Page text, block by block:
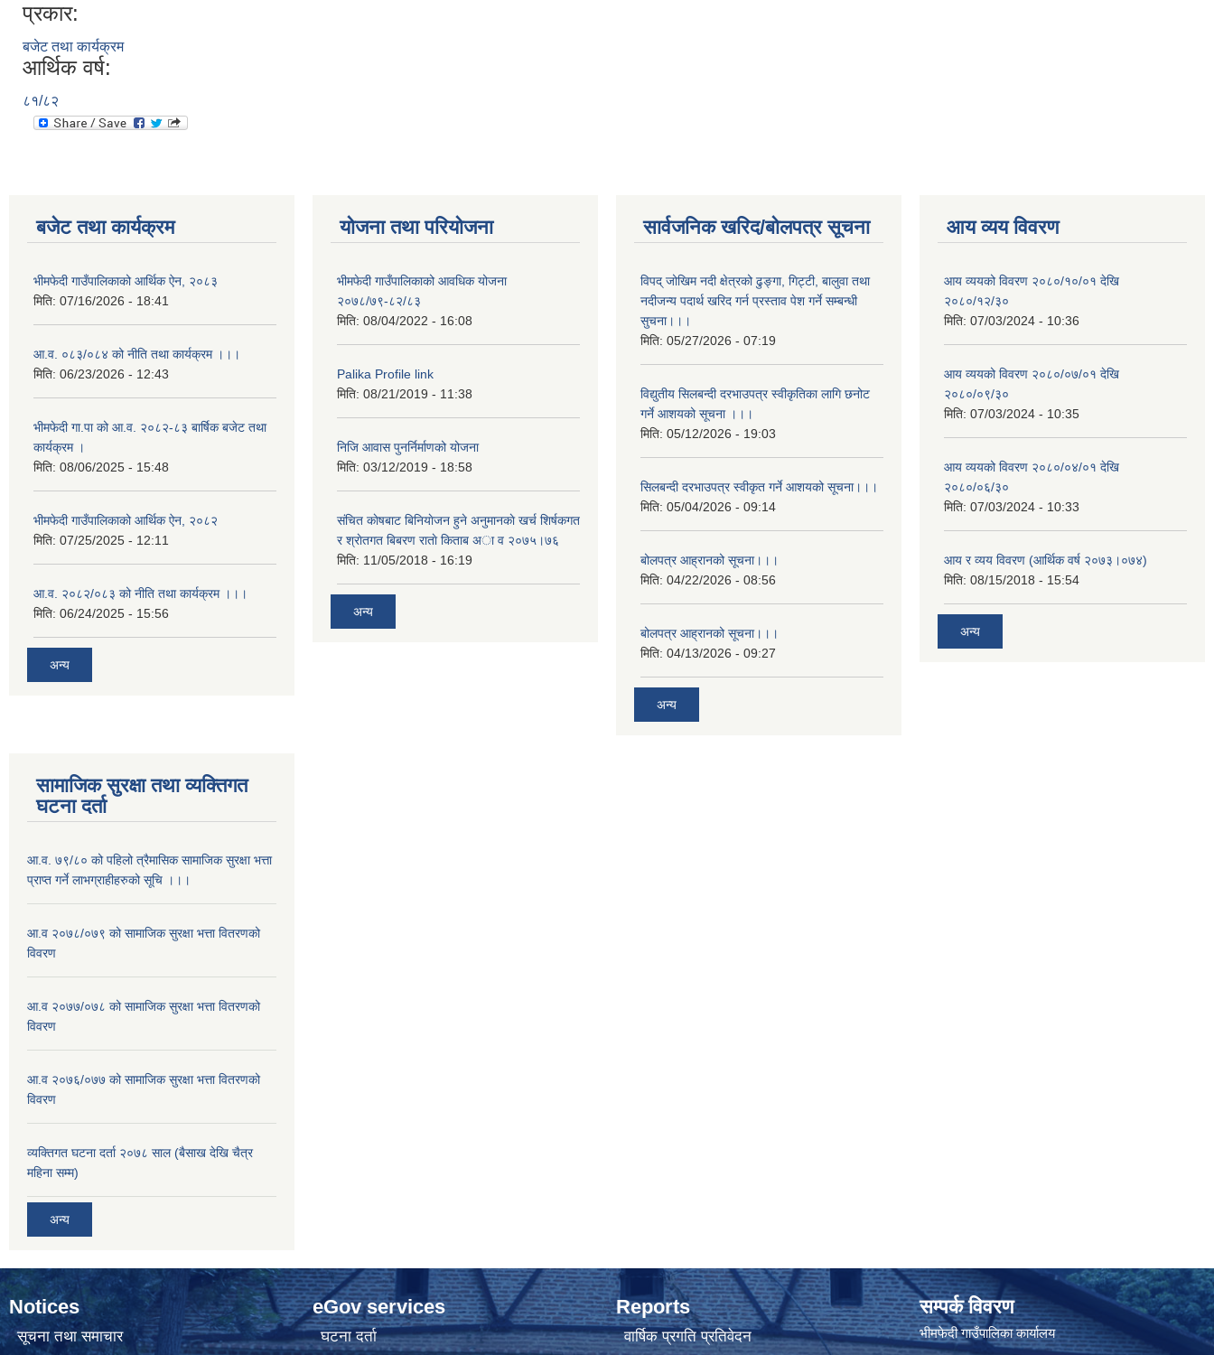
प्रकार:
बजेट तथा कार्यक्रम
आर्थिक वर्ष:
८१/८२
बजेट तथा कार्यक्रम
भीमफेदी गाउँपालिकाको आर्थिक ऐन, २०८३
मिति: 07/16/2026 - 18:41
आ.व. ०८३/०८४ को नीति तथा कार्यक्रम ।।।
मिति: 06/23/2026 - 12:43
भीमफेदी गा.पा को आ.व. २०८२-८३ बार्षिक बजेट तथा
कार्यक्रम ।
मिति: 08/06/2025 - 15:48
भीमफेदी गाउँपालिकाको आर्थिक ऐन, २०८२
मिति: 07/25/2025 - 12:11
आ.व. २०८२/०८३ को नीति तथा कार्यक्रम ।।।
मिति: 06/24/2025 - 15:56
अन्य
योजना तथा परियोजना
भीमफेदी गाउँपालिकाको आवधिक योजना
२०७८/७९-८२/८३
मिति: 08/04/2022 - 16:08
Palika Profile link
मिति: 08/21/2019 - 11:38
निजि आवास पुनर्निर्माणको योजना
मिति: 03/12/2019 - 18:58
संचित काेषबाट बिनियाेजन हुने अनुमानकाे खर्च शिर्षकगत
र श्राेतगत बिबरण राताे किताब अा‍ व २‍०७५।७६
मिति: 11/05/2018 - 16:19
अन्य
सार्वजनिक खरिद/बोलपत्र सूचना
विपद् जोखिम नदी क्षेत्रको ढुङ्गा, गिट्टी, बालुवा तथा
नदीजन्य पदार्थ खरिद गर्न प्रस्ताव पेश गर्ने सम्बन्धी
सुचना।।।
मिति: 05/27/2026 - 07:19
विद्युतीय सिलबन्दी दरभाउपत्र स्वीकृतिका लागि छनोट
गर्ने आशयको सूचना ।।।
मिति: 05/12/2026 - 19:03
सिलबन्दी दरभाउपत्र स्वीकृत गर्ने आशयको सूचना।।।
मिति: 05/04/2026 - 09:14
बोलपत्र आह्रानको सूचना।।।
मिति: 04/22/2026 - 08:56
बोलपत्र आह्रानको सूचना।।।
मिति: 04/13/2026 - 09:27
अन्य
आय व्यय विवरण
आय व्ययको विवरण २०८०/१०/०१ देखि
२०८०/१२/३०
मिति: 07/03/2024 - 10:36
आय व्ययको विवरण २०८०/०७/०१ देखि
२०८०/०९/३०
मिति: 07/03/2024 - 10:35
आय व्ययको विवरण २०८०/०४/०१ देखि
२०८०/०६/३०
मिति: 07/03/2024 - 10:33
आय र व्यय विवरण (आर्थिक वर्ष २०७३।०७४)
मिति: 08/15/2018 - 15:54
अन्य
सामाजिक सुरक्षा तथा व्यक्तिगत
घटना दर्ता
आ.व. ७९/८० को पहिलो त्रैमासिक सामाजिक सुरक्षा भत्ता
प्राप्त गर्ने लाभग्राहीहरुको सूचि ।।।
आ.व २०७८/०७९ को सामाजिक सुरक्षा भत्ता वितरणको
विवरण
आ.व २०७७/०७८ को सामाजिक सुरक्षा भत्ता वितरणको
विवरण
आ.व २०७६/०७७ को सामाजिक सुरक्षा भत्ता वितरणको
विवरण
व्यक्तिगत घटना दर्ता २०७८ साल (बैसाख देखि चैत्र
महिना सम्म)
अन्य
Notices
सूचना तथा समाचार
eGov services
घटना दर्ता
Reports
वार्षिक प्रगति प्रतिवेदन
सम्पर्क विवरण
भीमफेदी गाउँपालिका कार्यालय